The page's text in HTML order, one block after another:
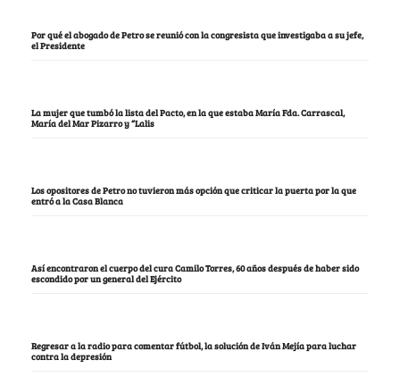
Por qué el abogado de Petro se reunió con la congresista que investigaba a su jefe,
el Presidente
La mujer que tumbó la lista del Pacto, en la que estaba María Fda. Carrascal,
María del Mar Pizarro y “Lalis
Los opositores de Petro no tuvieron más opción que criticar la puerta por la que
entró a la Casa Blanca
Así encontraron el cuerpo del cura Camilo Torres, 60 años después de haber sido
escondido por un general del Ejército
Regresar a la radio para comentar fútbol, la solución de Iván Mejía para luchar
contra la depresión